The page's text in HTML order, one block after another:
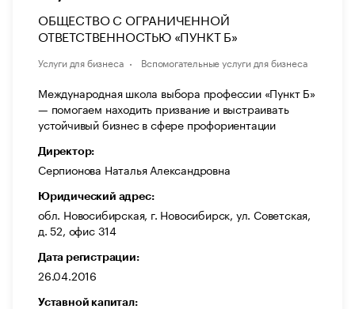
ОБЩЕСТВО С ОГРАНИЧЕННОЙ
ОТВЕТСТВЕННОСТЬЮ «ПУНКТ Б»
Услуги для бизнеса Вспомогательные услуги для бизнеса
Международная школа выбора профессии «Пункт Б»
— помогаем находить призвание и выстраивать
устойчивый бизнес в сфере профориентации
Директор:
Серпионова Наталья Александровна
Юридический адрес:
обл. Новосибирская, г. Новосибирск, ул. Советская,
д. 52, офис 314
Дата регистрации:
26.04.2016
Уставной капитал: